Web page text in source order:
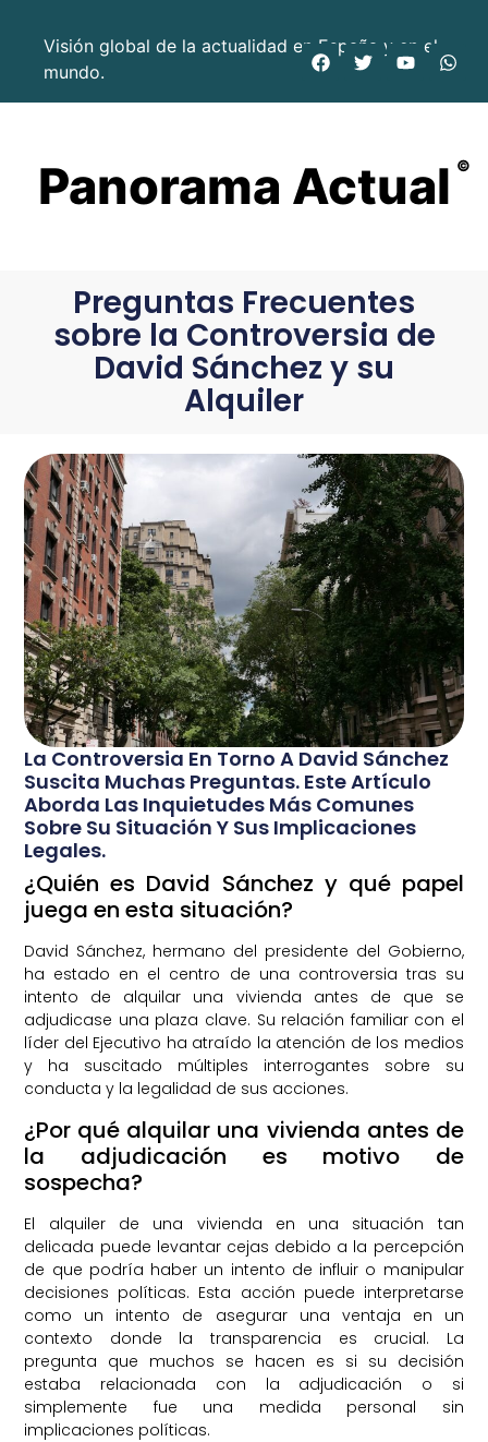
Visión global de la actualidad en España y en el
mundo.
Panorama Actual ©
Preguntas Frecuentes
sobre la Controversia de
David Sánchez y su
Alquiler
La Controversia En Torno A David Sánchez
Suscita Muchas Preguntas. Este Artículo
Aborda Las Inquietudes Más Comunes
Sobre Su Situación Y Sus Implicaciones
Legales.
¿Quién es David Sánchez y qué papel
juega en esta situación?
David Sánchez, hermano del presidente del Gobierno,
ha estado en el centro de una controversia tras su
intento de alquilar una vivienda antes de que se
adjudicase una plaza clave. Su relación familiar con el
líder del Ejecutivo ha atraído la atención de los medios
y ha suscitado múltiples interrogantes sobre su
conducta y la legalidad de sus acciones.
¿Por qué alquilar una vivienda antes de
la adjudicación es motivo de
sospecha?
El alquiler de una vivienda en una situación tan
delicada puede levantar cejas debido a la percepción
de que podría haber un intento de influir o manipular
decisiones políticas. Esta acción puede interpretarse
como un intento de asegurar una ventaja en un
contexto donde la transparencia es crucial. La
pregunta que muchos se hacen es si su decisión
estaba relacionada con la adjudicación o si
simplemente fue una medida personal sin
implicaciones políticas.